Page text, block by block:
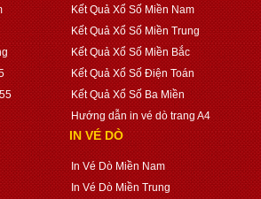
Kết Quả Xổ Số Miền Nam
Kết Quả Xổ Số Miền Trung
Kết Quả Xổ Số Miền Bắc
Kết Quả Xổ Số Điện Toán
Kết Quả Xổ Số Ba Miền
Hướng dẫn in vé dò trang A4
IN VÉ DÒ
In Vé Dò Miền Nam
In Vé Dò Miền Trung